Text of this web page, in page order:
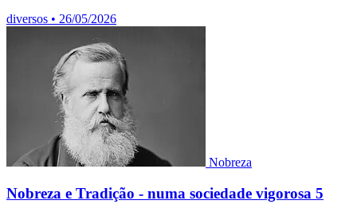
diversos • 26/05/2026
Nobreza
Nobreza e Tradição - numa sociedade vigorosa 5